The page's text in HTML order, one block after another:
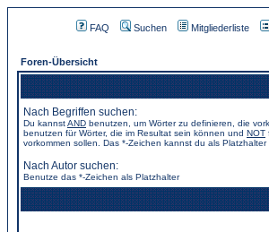
FAQ Suchen Mitgliederliste
Foren-Übersicht
Nach Begriffen suchen:
Du kannstAND benutzen, um Wörter zu definieren, die
benutzen für Wörter, die im Resultat sein können und NOT
vorkommen sollen. Das *-Zeichen kannst du als Platzhalter
Nach Autor suchen:
Benutze das *-Zeichen als Platzhalter